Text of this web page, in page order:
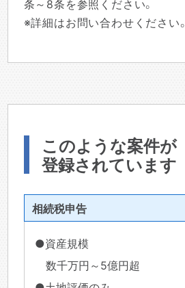
条～8条を参照ください。
※詳細はお問い合わせください。
このような案件が
登録されています
相続税申告
●資産規模
数千万円～5億円超